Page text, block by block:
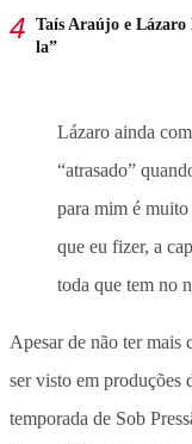
Taís Araújo e Lázaro
la”
Lázaro ainda
“atrasado”
para mim é
que eu fizer, a
toda que tem no
Apesar de não ter mais
ser visto em produções
temporada de Sob